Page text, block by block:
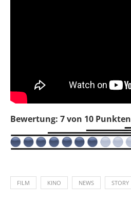
Bewertung: 7 von 10 Punkten
FILM KINO NEWS STORY